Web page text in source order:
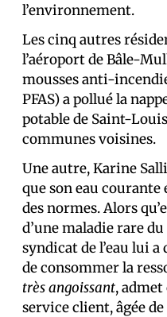
l’environnement.
Les cinq autres
l’aéroport de Bâle-
mousses anti-
PFAS) a pollué la
potable de Saint-
communes voisines.
Une autre, Karine
que son eau
des normes. Alors
d’une maladie rare
syndicat de l’eau lui a
de consommer la
très angoissant,
service client, âgée de